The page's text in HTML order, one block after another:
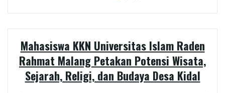
Mahasiswa KKN Universitas Islam Raden
Rahmat Malang Petakan Potensi Wisata,
Sejarah, Religi, dan Budaya Desa Kidal